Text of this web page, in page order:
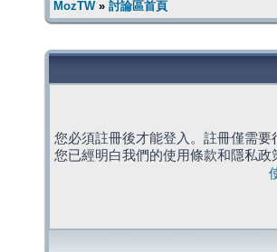
MozTW» 討論區首頁
您必須註冊後才能登入。註冊僅需
您已經明白我們的使用條款和隱私政